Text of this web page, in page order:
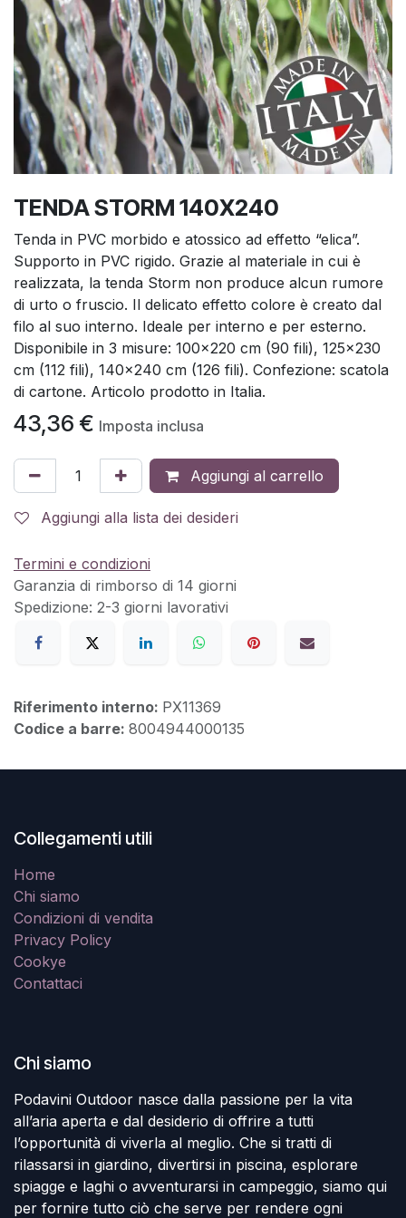
TENDA STORM 140X240
Tenda in PVC morbido e atossico ad effetto “elica”.
Supporto in PVC rigido. Grazie al materiale in cui è
realizzata, la tenda Storm non produce alcun rumore
di urto o fruscio. Il delicato effetto colore è creato dal
filo al suo interno. Ideale per interno e per esterno.
Disponibile in 3 misure: 100x220 cm (90 fili), 125x230
cm (112 fili), 140x240 cm (126 fili). Confezione: scatola
di cartone. Articolo prodotto in Italia.
43,36 € Imposta inclusa
Aggiungi al carrello
Aggiungi alla lista dei desideri
Termini e condizioni
Garanzia di rimborso di 14 giorni
Spedizione: 2-3 giorni lavorativi
Riferimento interno: PX11369
Codice a barre: 8004944000135
Collegamenti utili
Home
Chi siamo
Condizioni di vendita
Privacy Policy
Cookye
Contattaci
Chi siamo
Podavini Outdoor nasce dalla passione per la vita
all’aria aperta e dal desiderio di offrire a tutti
l’opportunità di viverla al meglio. Che si tratti di
rilassarsi in giardino, divertirsi in piscina, esplorare
spiagge e laghi o avventurarsi in campeggio, siamo qui
per fornire tutto ciò che serve per rendere ogni